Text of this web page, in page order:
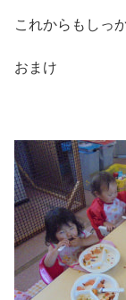
これからもしっ
おまけ